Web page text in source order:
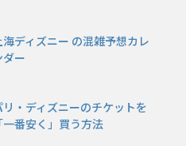
海ディズニー の混雑予想カレ
ダー
リ・ディズニーのチケットを
「一番安く」買う方法